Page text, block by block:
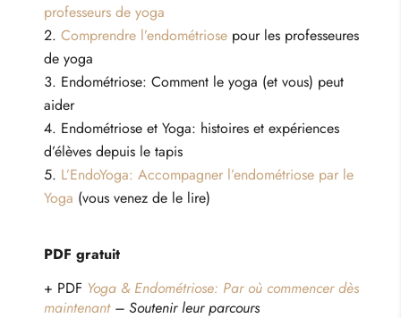
professeurs de yoga
Comprendre l’endométriosepour les professeures
de yoga
Endométriose: Comment le yoga (et vous) peut
aider
Endométriose et Yoga: histoires et expériences
d’élèves depuis le tapis
L’EndoYoga: Accompagner l’endométriose par le
Yoga (vous venez de le lire)
PDF gratuit
+ PDF Yoga & Endométriose: Par où commencer dès
maintenant– Soutenir leur parcours